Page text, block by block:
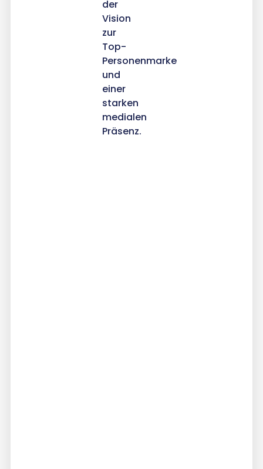
der
Vision
zur
Top-
Personenmarke
und
einer
starken
medialen
Präsenz.